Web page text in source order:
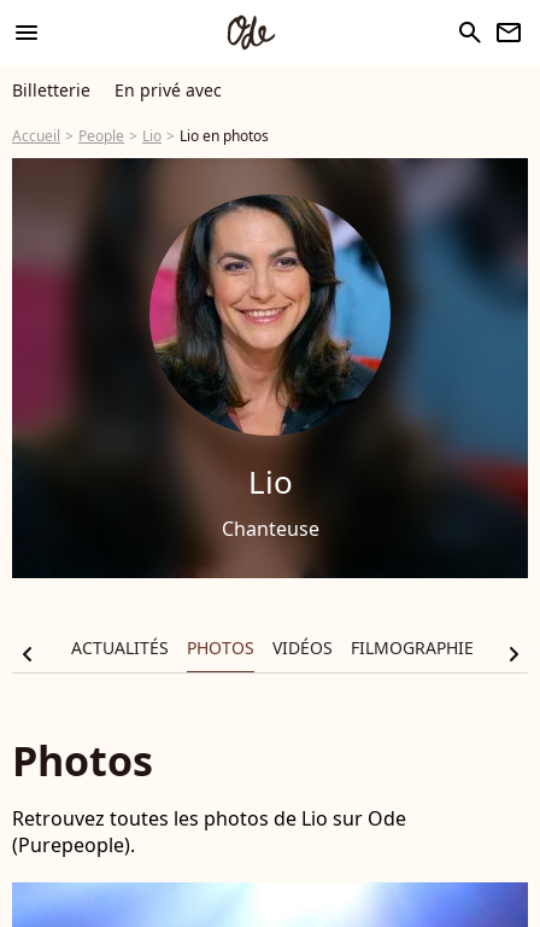
menu search newsletter
Billetterie En privé avec
Accueil People Lio Lio en photos
Lio
Chanteuse
ACTUALITÉS PHOTOS VIDÉOS FILMOGRAPHIE
chevron_left chevron_right
Photos
Retrouvez toutes les photos de Lio sur Ode
(Purepeople).